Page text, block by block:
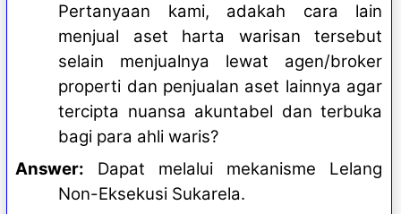
Pertanyaan kami, adakah cara lain
menjual aset harta warisan tersebut
selain menjualnya lewat agen/broker
properti dan penjualan aset lainnya agar
tercipta nuansa akuntabel dan terbuka
bagi para ahli waris?
Answer: Dapat melalui mekanisme Lelang
Non-Eksekusi Sukarela.